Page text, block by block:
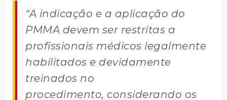
“A indicação e a aplicação do
PMMA devem ser restritas a
profissionais médicos legalmente
habilitados e devidamente
treinados no
procedimento, considerando os